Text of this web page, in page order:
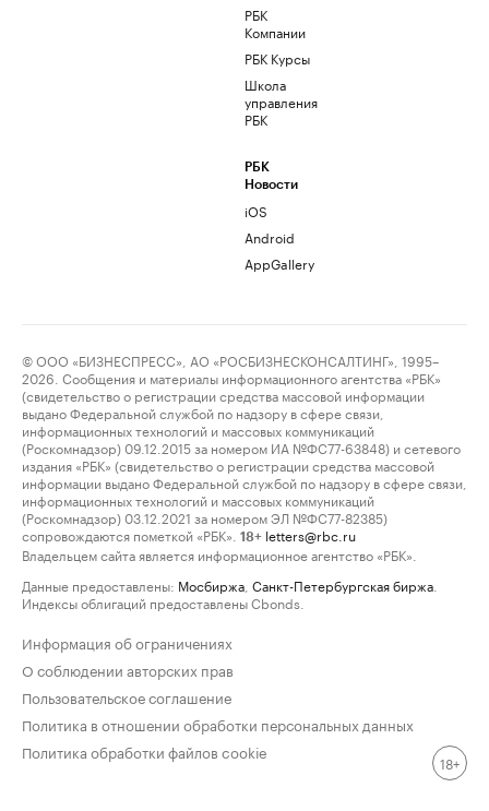
РБК
Компании
РБК Курсы
Школа
управления
РБК
РБК
Новости
iOS
Android
AppGallery
© ООО «БИЗНЕСПРЕСС», АО «РОСБИЗНЕСКОНСАЛТИНГ», 1995–
2026. Сообщения и материалы информационного агентства «РБК»
(свидетельство о регистрации средства массовой информации
выдано Федеральной службой по надзору в сфере связи,
информационных технологий и массовых коммуникаций
(Роскомнадзор) 09.12.2015 за номером ИА №ФС77-63848) и сетевого
издания «РБК» (свидетельство о регистрации средства массовой
информации выдано Федеральной службой по надзору в сфере связи,
информационных технологий и массовых коммуникаций
(Роскомнадзор) 03.12.2021 за номером ЭЛ №ФС77-82385)
сопровождаются пометкой «РБК».
18+ letters@rbc.ru
Владельцем сайта является информационное агентство «РБК».
Данные предоставлены: Мосбиржа Санкт-Петербургская биржа
Индексы облигаций предоставлены Cbonds.
Информация об ограничениях
О соблюдении авторских прав
Пользовательское соглашение
Политика в отношении обработки персональных данных
Политика обработки файлов cookie
18+